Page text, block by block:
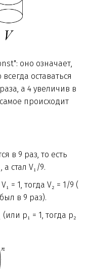
оно означает,
оставаться
а 4 увеличив в
происходит
в 9 раз, то есть
стал V₁/9.
= 1, тогда V₂ = 1/9 (
в 9 раз).
p₁ = 1, тогда p₂